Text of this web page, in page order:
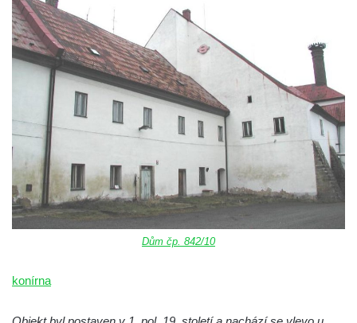
Dům čp. 842/10
konírna